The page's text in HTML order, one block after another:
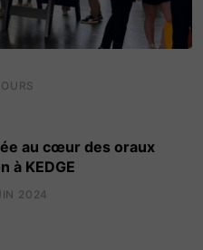
au cœur des oraux
à KEDGE
2024